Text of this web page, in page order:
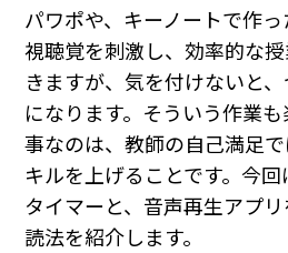
パワポや、キーノートで作っ
視聴覚を刺激し、効率的な
きますが、気を付けないと
になります。そういう作業
事なのは、教師の自己満足
キルを上げることです。今回
タイマーと、音声再生アプ
読法を紹介します。